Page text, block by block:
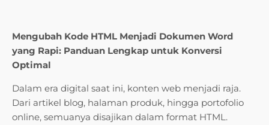
Mengubah Kode HTML Menjadi Dokumen Word
yang Rapi: Panduan Lengkap untuk Konversi
Optimal
Dalam era digital saat ini, konten web menjadi raja.
Dari artikel blog, halaman produk, hingga portofolio
online, semuanya disajikan dalam format HTML.